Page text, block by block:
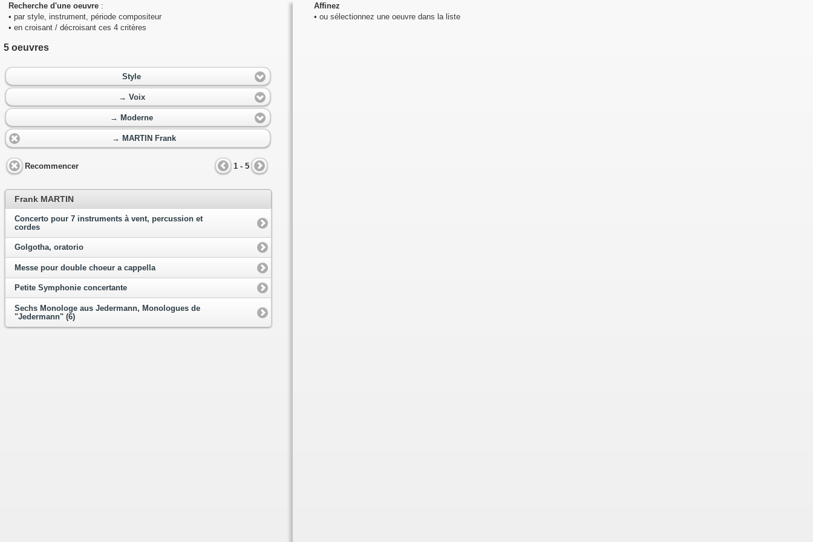
Recherche d'une oeuvre :
• par style, instrument, période compositeur
• en croisant / décroisant ces 4 critères
5 oeuvres
Style
→ Voix
→ Moderne
→ MARTIN Frank
Recommencer 1 - 5
Frank MARTIN
Concerto pour 7 instruments à vent, percussion et
cordes
Golgotha, oratorio
Messe pour double choeur a cappella
Petite Symphonie concertante
Sechs Monologe aus Jedermann, Monologues de
"Jedermann" (6)
Affinez
• ou sélectionnez une oeuvre dans la liste